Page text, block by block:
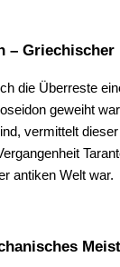
–
die Überreste
geweiht
vermittelt
antiken Welt war.